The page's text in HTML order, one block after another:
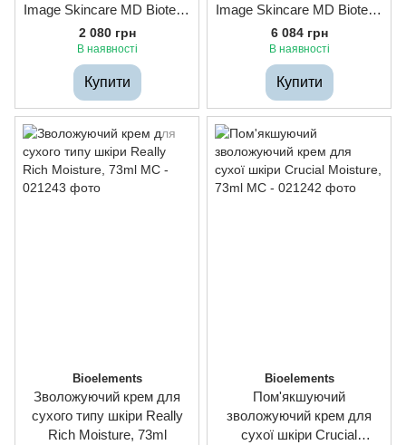
Image Skincare MD Biotech
Longevity Creme, 14g
2 080 грн
В наявності
Купити
Image Skincare MD Biotech
Longevity Creme, 57g
6 084 грн
В наявності
Купити
Bioelements
Зволожуючий крем для
сухого типу шкіри Really
Rich Moisture, 73ml
Bioelements
Пом'якшуючий
зволожуючий крем для
сухої шкіри Crucial